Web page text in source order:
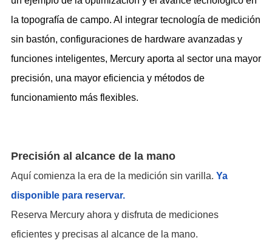
la topografía de campo. Al integrar tecnología de medición
sin bastón, configuraciones de hardware avanzadas y
funciones inteligentes, Mercury aporta al sector una mayor
precisión, una mayor eficiencia y métodos de
funcionamiento más flexibles.
Precisión al alcance de la mano
Aquí comienza la era de la medición sin varilla. Ya
disponible para reservar.
Reserva Mercury ahora y disfruta de mediciones
eficientes y precisas al alcance de la mano.